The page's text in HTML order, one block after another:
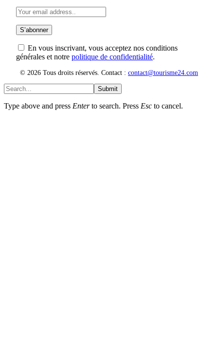
En vous inscrivant, vous acceptez nos conditions
générales et notre politique de confidentialité.
© 2026 Tous droits réservés. Contact : contact@tourisme24.com
Submit
Type above and press Enterto search. Press Esc to cancel.